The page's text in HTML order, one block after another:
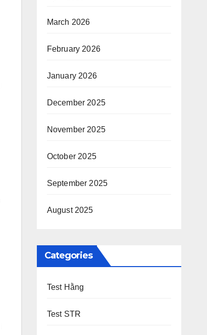
March 2026
February 2026
January 2026
December 2025
November 2025
October 2025
September 2025
August 2025
Categories
Test Hằng
Test STR